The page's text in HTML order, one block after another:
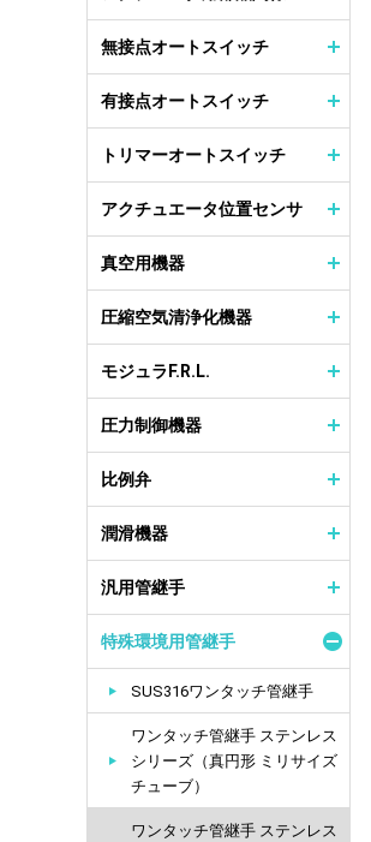
無接点オートスイッチ
有接点オートスイッチ
トリマーオートスイッチ
アクチュエータ位置センサ
真空用機器
圧縮空気清浄化機器
モジュラF.R.L.
圧力制御機器
比例弁
潤滑機器
汎用管継手
特殊環境用管継手
SUS316ワンタッチ管継手
ワンタッチ管継手 ステンレス
シリーズ（真円形 ミリサイズ
チューブ）
ワンタッチ管継手 ステンレス